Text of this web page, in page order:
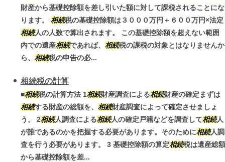
財産から基礎控除額を差し引いた額に対して課税されることにな
ります。 相続税の基礎控除額は３０００万円＋６００万円×法定
相続人の人数で算出されます。 この基礎控除額を超えない範囲
内での遺産相続であれば、 相続税の課税の対象とはなりませんか
ら、 相続税の申告の必...
相続税の計算
■相続税の計算方法 1相続財産調査による相続財産の確定まずは
相続する財産の総額を、 相続財産調査によって確定させましょ
う。 2相続人調査による相続人の確定戸籍などを調査して相続人
が誰であるのかを把握する必要があります。そのために相続人調
査を行う必要があります。 3 基礎控除額の算定相続税は遺産総額
から基礎控除額を差...